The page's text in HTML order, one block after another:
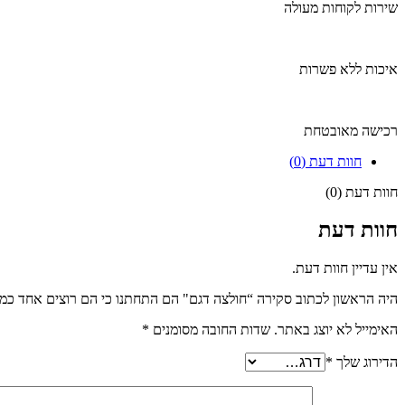
שירות לקוחות מעולה
איכות ללא פשרות
רכישה מאובטחת
חוות דעת (0)
חוות דעת (0)
חוות דעת
אין עדיין חוות דעת.
היה הראשון לכתוב סקירה “חולצה דגם" הם התחתנו כי הם רוצים אחד
האימייל לא יוצג באתר. שדות החובה מסומנים *
הדירוג שלך *